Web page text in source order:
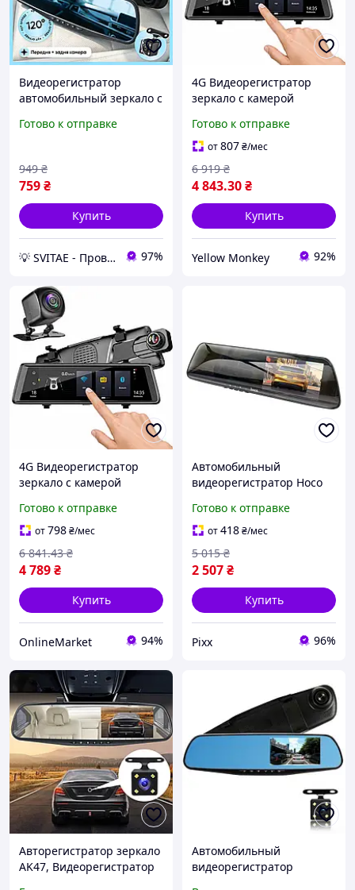
Видеорегистратор
автомобильный зеркало с
регистратор камера для
2в1
Готово к отправке
759₴
949 ₴
Купить
💡 SVITAЕ - Проверенная техника для дома и гаджеты для ухода за собой 97%
4G Видеорегистратор
зеркало с камерой
FullHD, 5Мп, V4, Черный /
Видеорегистратор в
машину
Готово к отправке
от807₴/мес
4 843.30₴
6 919 ₴
Купить
Yellow Monkey 92%
4G Видеорегистратор
зеркало с камерой
FullHD, 5Мп, V4, Черный /
Видеорегистратор в
машину
Готово к отправке
от798₴/мес
4 789₴
6 841.43 ₴
Купить
OnlineMarket 94%
Автомобильный
видеорегистратор Hoco
камерой заднего вида 4.5
дюйма Серый pix
Готово к отправке
от418₴/мес
2 507₴
5 015 ₴
Купить
Pixx 96%
Авторегистратор зеркало
AK47, Видеорегистратор
Автомобильный
видеорегистратор